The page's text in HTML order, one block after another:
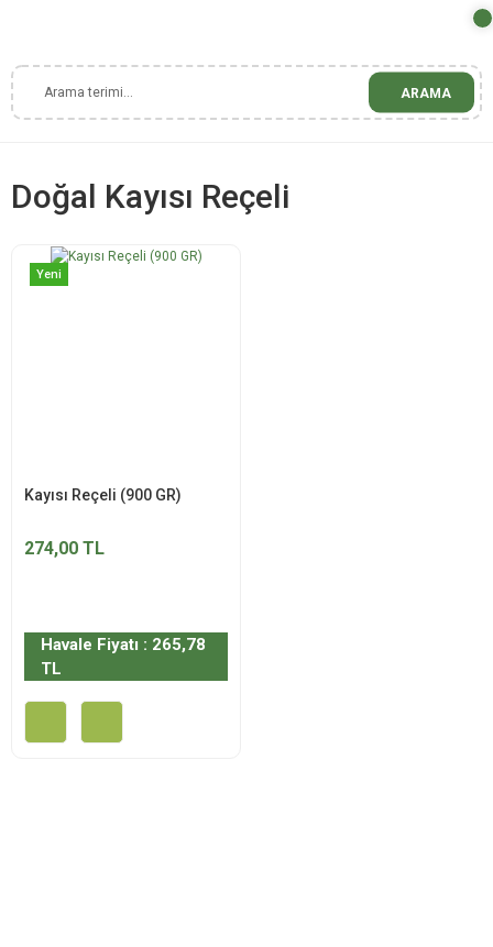
ARAMA
Doğal Kayısı Reçeli
Yeni
Kayısı Reçeli (900 GR)
274,00 TL
Havale Fiyatı : 265,78
TL